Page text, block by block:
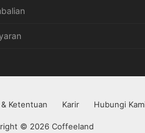
Ketentuan Karir Hubungi Kami
© 2026 Coffeeland